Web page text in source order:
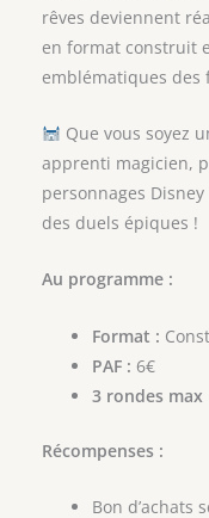
rêves deviennent
en format construit
emblématiques des
Que vous soyez
apprenti magicien,
personnages
des duels épiques !
Au programme :
Format :
PAF : 6€
3 rondes max
Récompenses :
Bon d’achats